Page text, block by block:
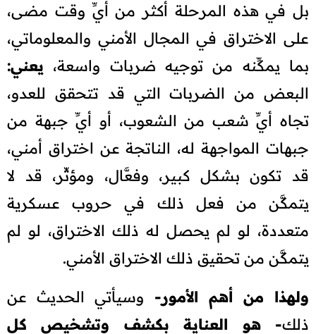
بل في هذه المرحلة أكثر من أيِّ وقت مضى،
على الاختراق في المجال الأمني والمعلوماتي،
بما يمكِّنه من توجيه ضربات واسعة، يعني:
البعض من الضربات التي قد تتحقق للعدو،
تجاه أيِّ شعب من الشعوب، أو أيِّ جبهة من
جبهات المواجهة له، الناتجة عن اختراق أمني،
قد تكون بشكل كبير، وفعَّال، ومؤثِّر، قد لا
يتمكَّن من فعل ذلك في حروب عسكرية
متعددة، لو لم يحصل له ذلك الاختراق، لو لم
يتمكَّن من تحقيق ذلك الاختراق الأمني.
ولهذا من أهم الأمور-
وسيأتي الحديث عن
ذلك- هو العناية بكشف وتشخيص كل